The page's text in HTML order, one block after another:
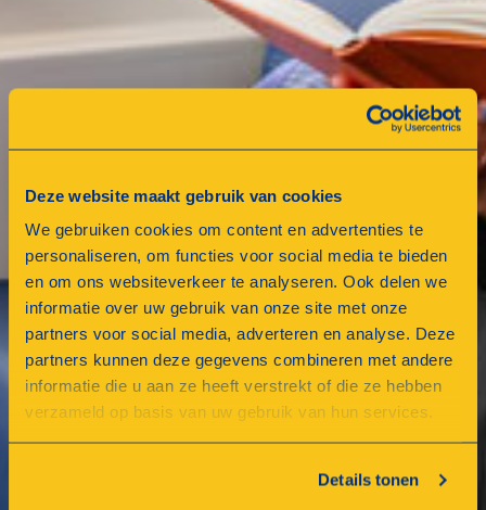
Deze website maakt gebruik van cookies
We gebruiken cookies om content en advertenties te
personaliseren, om functies voor social media te bieden
en om ons websiteverkeer te analyseren. Ook delen we
informatie over uw gebruik van onze site met onze
partners voor social media, adverteren en analyse. Deze
partners kunnen deze gegevens combineren met andere
informatie die u aan ze heeft verstrekt of die ze hebben
verzameld op basis van uw gebruik van hun services.
Details tonen